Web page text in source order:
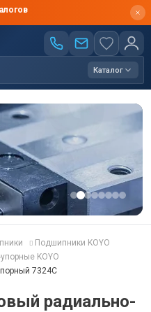
Каталог
Подшипники KOYO
KOYO
7324C
радиально-